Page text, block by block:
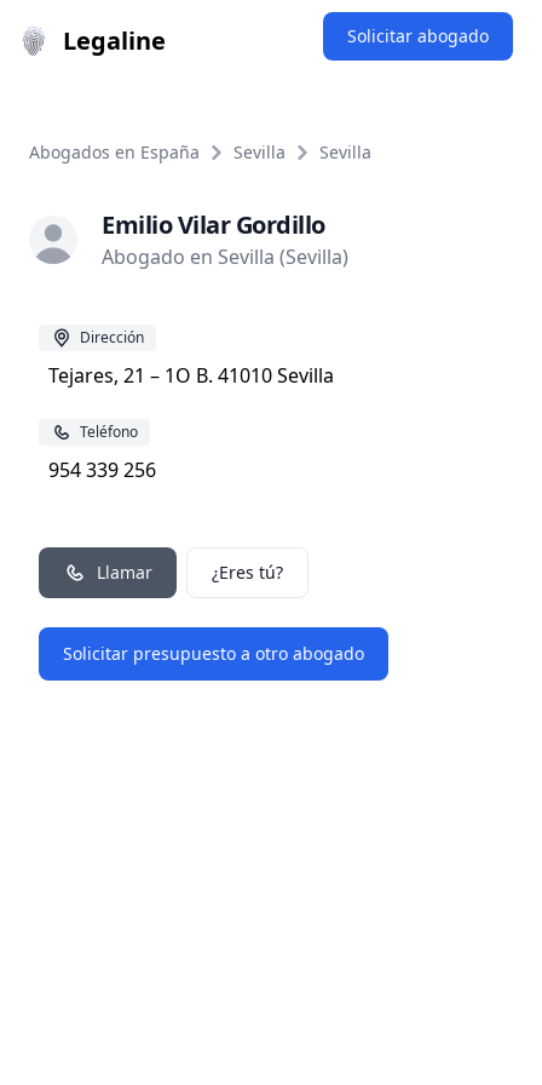
Legaline Solicitar abogado
Abogados en España Sevilla Sevilla
Emilio Vilar Gordillo
Abogado en Sevilla (Sevilla)
Dirección
Tejares, 21 – 1O B. 41010 Sevilla
Teléfono
954 339 256
Llamar ¿Eres tú?
Solicitar presupuesto a otro abogado